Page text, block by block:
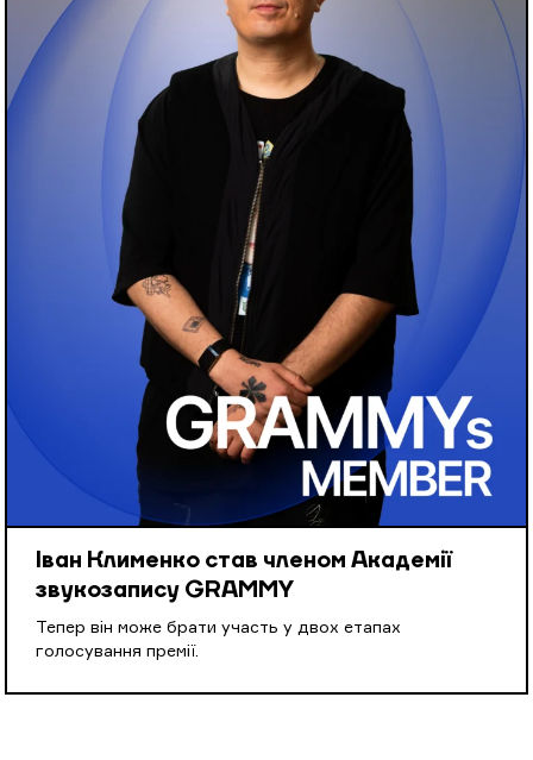
Іван Клименко став членом Академії
звукозапису GRAMMY
Тепер він може брати участь у двох етапах
голосування премії.